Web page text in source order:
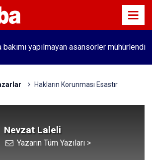
bakımı yapılmayan asansörler mühürlendi
Hakların Korunması Esastır
Nevzat Laleli
Yazarın Tüm Yazıları >